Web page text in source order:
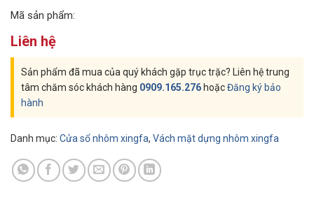
Mã sản phẩm:
Liên hệ
Sản phẩm đã mua của quý khách gặp trục trặc? Liên hệ trung
tâm chăm sóc khách hàng 0909.165.276 hoặcĐăng ký bảo
hành
Danh mục: Cửa sổ nhôm xingfa, Vách mặt dựng nhôm xingfa